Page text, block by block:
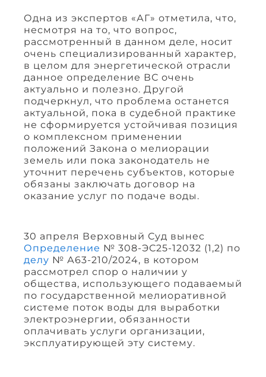
Одна из экспертов «АГ» отметила, что,
несмотря на то, что вопрос,
рассмотренный в данном деле, носит
очень специализированный характер,
в целом для энергетической отрасли
данное определение ВС очень
актуально и полезно. Другой
подчеркнул, что проблема останется
актуальной, пока в судебной практике
не сформируется устойчивая позиция
о комплексном применении
положений Закона о мелиорации
земель или пока законодатель не
уточнит перечень субъектов, которые
обязаны заключать договор на
оказание услуг по подаче воды.
30 апреля Верховный Суд вынес
Определение № 308-ЭС25-12032 (1,2) по
делу № А63-210/2024, в котором
рассмотрел спор о наличии у
общества, использующего подаваемый
по государственной мелиоративной
системе поток воды для выработки
электроэнергии, обязанности
оплачивать услуги организации,
эксплуатирующей эту систему.